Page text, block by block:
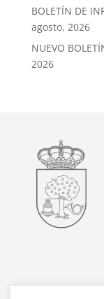
BOLETÍN DE
agosto, 2026
NUEVO
2026